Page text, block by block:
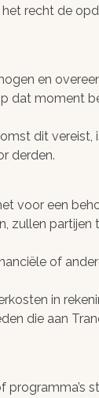
recht de
en
dat moment
dit vereist,
derden.
voor een
zullen partijen
of
in
die aan
programma’s